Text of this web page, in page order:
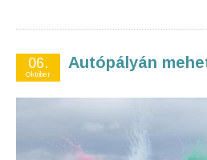
06.
Október
Autópályán